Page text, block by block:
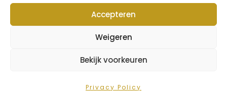
Accepteren
Weigeren
Bekijk voorkeuren
Privacy Policy
Sunday en public holidays : 6:00 – 15:00
Annual closing days : january 1st and 2nd
Webshop